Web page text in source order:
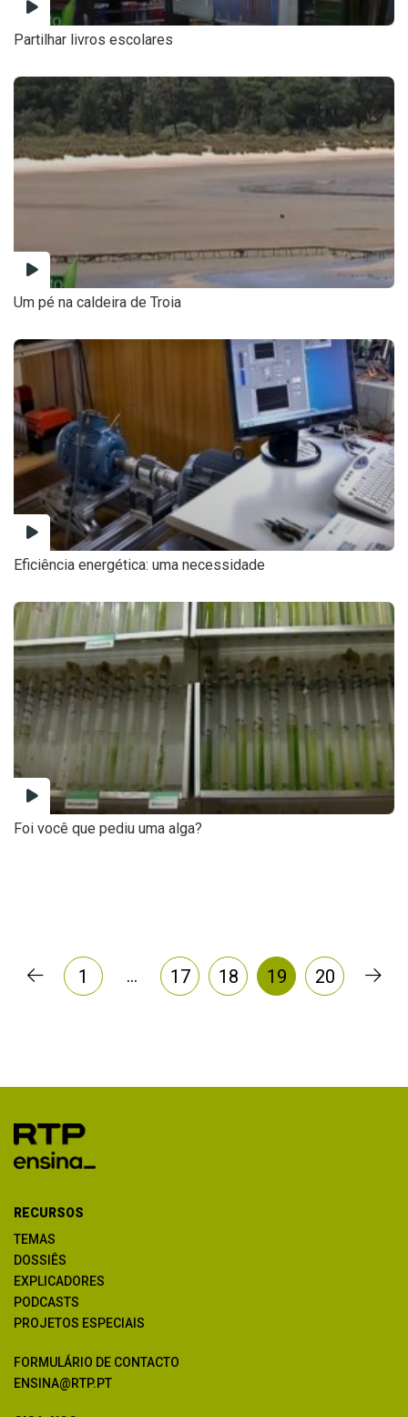
Partilhar livros escolares
Um pé na caldeira de Troia
Eficiência energética: uma necessidade
Foi você que pediu uma alga?
1 … 17 18 19 20
RECURSOS
TEMAS
DOSSIÊS
EXPLICADORES
PODCASTS
PROJETOS ESPECIAIS
FORMULÁRIO DE CONTACTO
ENSINA@RTP.PT